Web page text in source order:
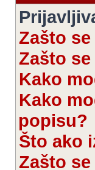
Zašto
Zašto
Kako
Kako
popisu?
Što ako
Zašto